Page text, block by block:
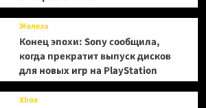
Железо
Конец эпохи: Sony сообщила,
когда прекратит выпуск дисков
для новых игр на PlayStation
Xbox